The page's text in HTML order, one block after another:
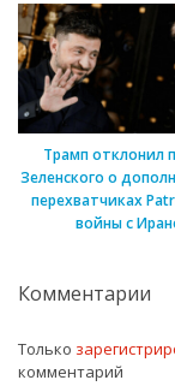
Трамп отклонил
Зеленского о
перехватчиках
войны с
Комментарии
Только
комментарий